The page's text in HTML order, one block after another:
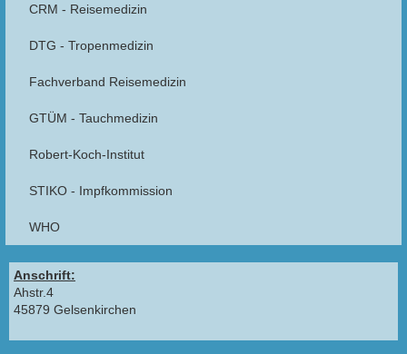
CRM - Reisemedizin
DTG - Tropenmedizin
Fachverband Reisemedizin
GTÜM - Tauchmedizin
Robert-Koch-Institut
STIKO - Impfkommission
WHO
Anschrift:
Ahstr.4
45879 Gelsenkirchen